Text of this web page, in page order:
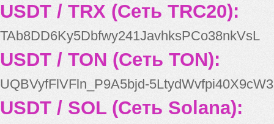
USDT / TRX (Сеть TRC20):
TAb8DD6Ky5Dbfwy241JavhksPCo38nkVsL
USDT / TON (Сеть TON):
UQBVyfFlVFln_P9A5bjd-
USDT / SOL (Сеть Solana):